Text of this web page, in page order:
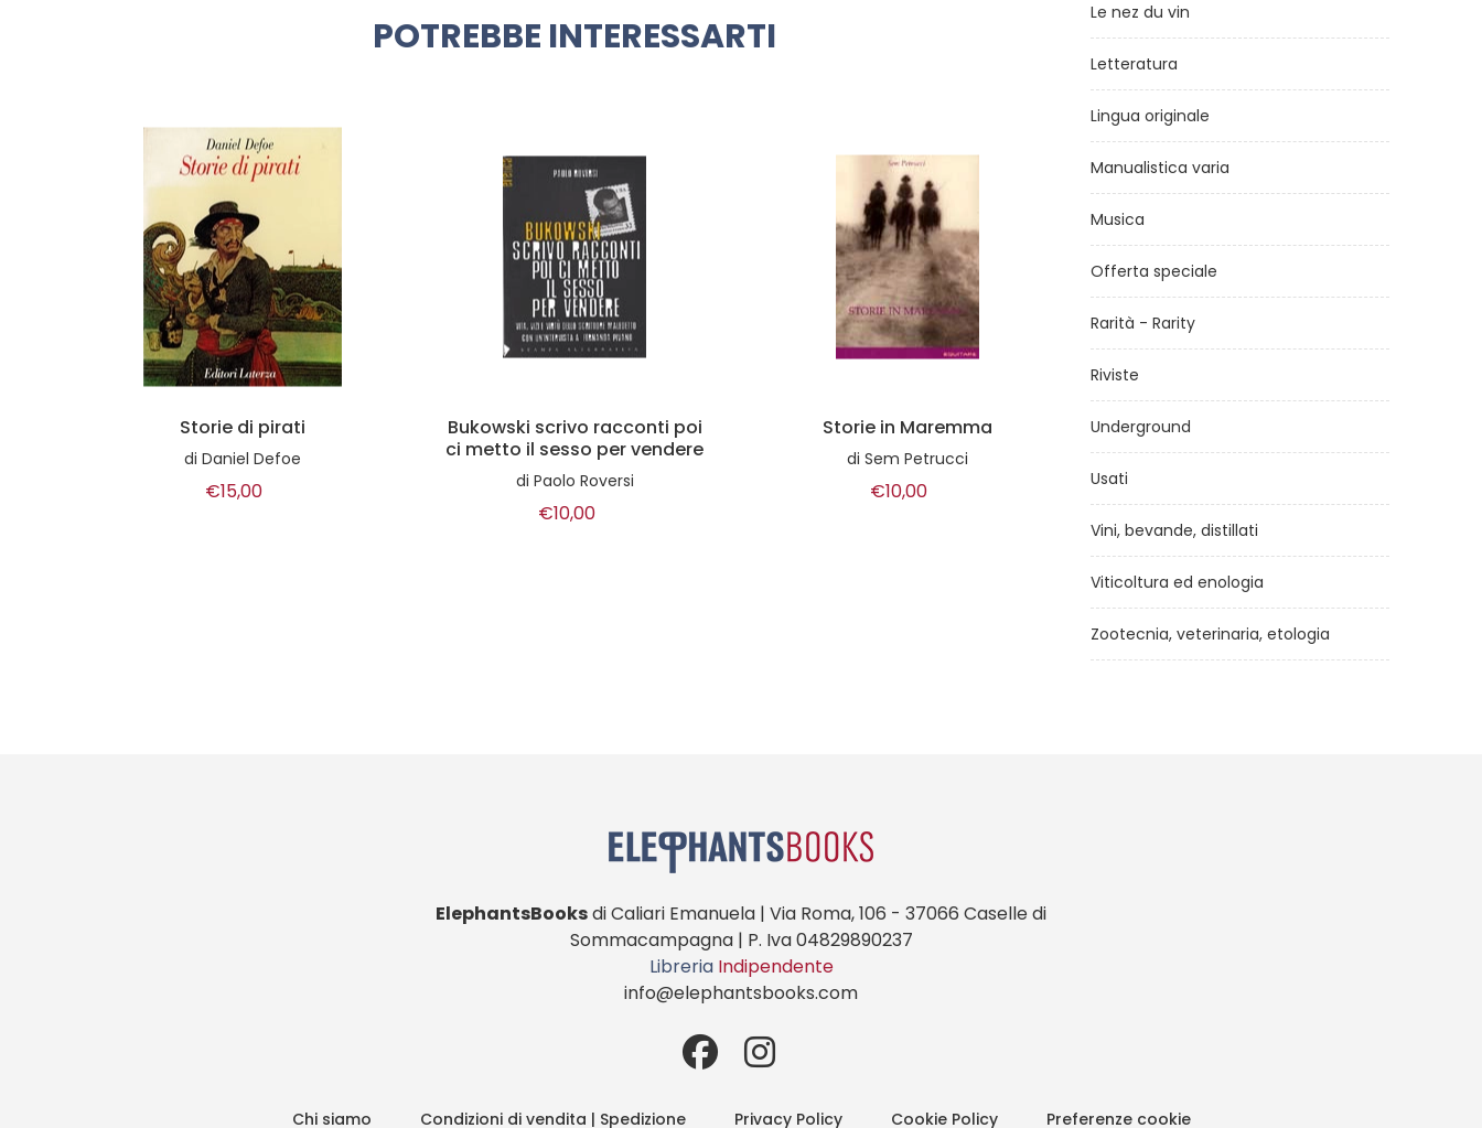
POTREBBE INTERESSARTI
Bukowski scrivo racconti poi
ci metto il sesso per vendere
Paolo Roversi
Storie in Maremma
diSem Petrucci
€10,00
Atlante delle guerre e dei
conflitti del mondo XIII
edizione
Associazione Culturale 46° Parallelo
Inverno di guerra sul Monte
Baldo - la storia dello zio
diFiorenza Farina
€10,00
Le nez du vin
Letteratura
Lingua originale
Manualistica varia
Musica
Offerta speciale
Rarità - Rarity
Riviste
Underground
Usati
Vini, bevande, distillati
Viticoltura ed enologia
Zootecnia, veterinaria, etologia
ElephantsBooksdi Caliari Emanuela | Via Roma, 106 - 37066 Caselle di
Sommacampagna | P. Iva 04829890237
Libreria Indipendente
info@elephantsbooks.com
Chi siamo Condizioni di vendita | Spedizione Privacy Policy Cookie Policy Preferenze cookie